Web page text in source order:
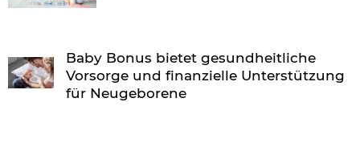
Baby Bonus bietet gesundheitliche
Vorsorge und finanzielle Unterstützung
für Neugeborene